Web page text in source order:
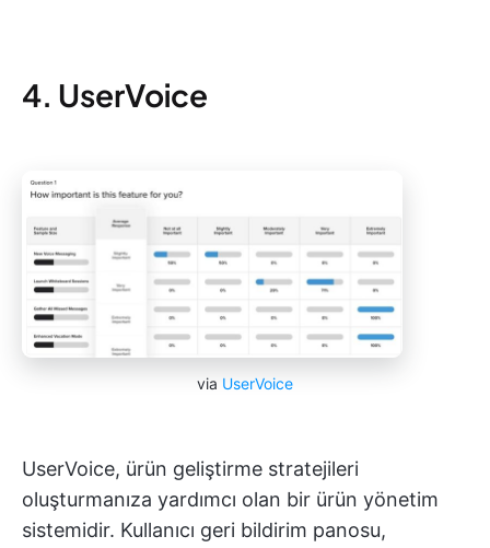
4. UserVoice
via UserVoice
UserVoice, ürün geliştirme stratejileri
oluşturmanıza yardımcı olan bir ürün yönetim
sistemidir. Kullanıcı geri bildirim panosu,